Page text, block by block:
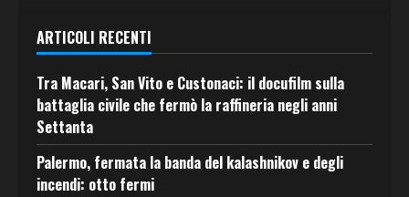
ARTICOLI RECENTI
Tra Macari, San Vito e Custonaci: il docufilm sulla
battaglia civile che fermò la raffineria negli anni
Settanta
Palermo, fermata la banda del kalashnikov e degli
incendi: otto fermi